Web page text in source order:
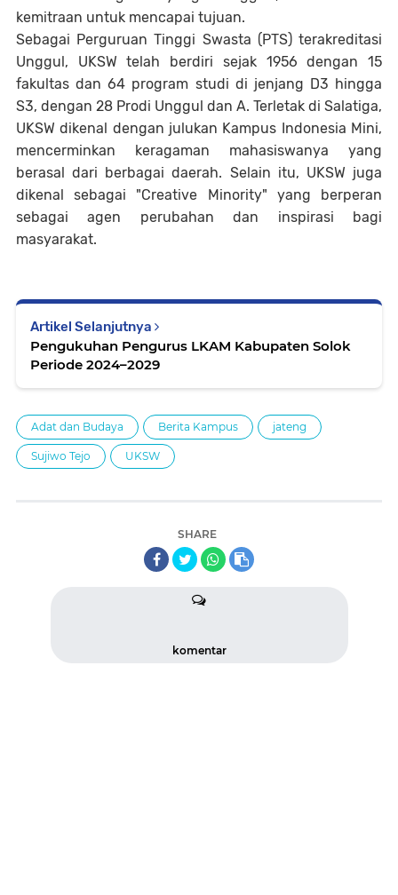
kemitraan untuk mencapai tujuan.
Sebagai Perguruan Tinggi Swasta (PTS) terakreditasi
Unggul, UKSW telah berdiri sejak 1956 dengan 15
fakultas dan 64 program studi di jenjang D3 hingga
S3, dengan 28 Prodi Unggul dan A. Terletak di Salatiga,
UKSW dikenal dengan julukan Kampus Indonesia Mini,
mencerminkan keragaman mahasiswanya yang
berasal dari berbagai daerah. Selain itu, UKSW juga
dikenal sebagai "Creative Minority" yang berperan
sebagai agen perubahan dan inspirasi bagi
masyarakat.
Artikel Selanjutnya
Pengukuhan Pengurus LKAM Kabupaten Solok
Periode 2024–2029
Adat dan Budaya Berita Kampus jateng
Sujiwo Tejo UKSW
SHARE
komentar